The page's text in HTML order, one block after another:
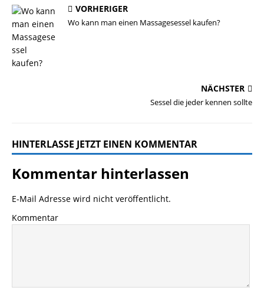
VORHERIGER
Wo kann man einen Massagesessel kaufen?
NÄCHSTER
Sessel die jeder kennen sollte
HINTERLASSE JETZT EINEN KOMMENTAR
Kommentar hinterlassen
E-Mail Adresse wird nicht veröffentlicht.
Kommentar